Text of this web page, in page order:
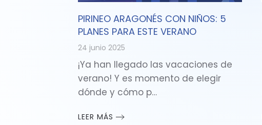
PIRINEO ARAGONÉS CON NIÑOS: 5
PLANES PARA ESTE VERANO
24 junio 2025
¡Ya han llegado las vacaciones de
verano! Y es momento de elegir
dónde y cómo p…
LEER MÁS